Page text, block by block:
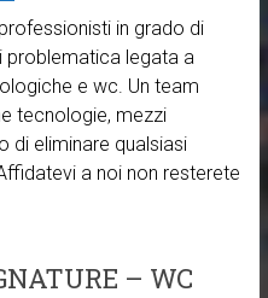
in grado di
problematica legata a
e wc. Un team
tecnologie, mezzi
di eliminare qualsiasi
a noi non resterete
– WC